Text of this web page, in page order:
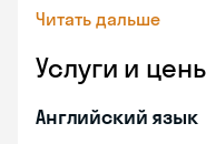
Читать дальше
Услуги и
Английский язык